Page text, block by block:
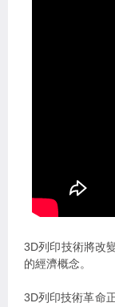
3D列印技術將改
的經濟概念。
3D列印技術革命